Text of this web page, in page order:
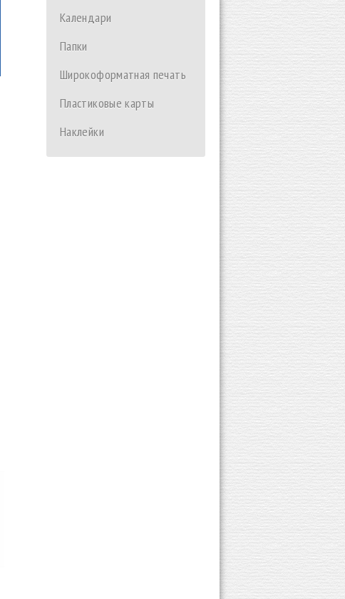
Календари
Папки
Широкоформатная печать
Пластиковые карты
Наклейки